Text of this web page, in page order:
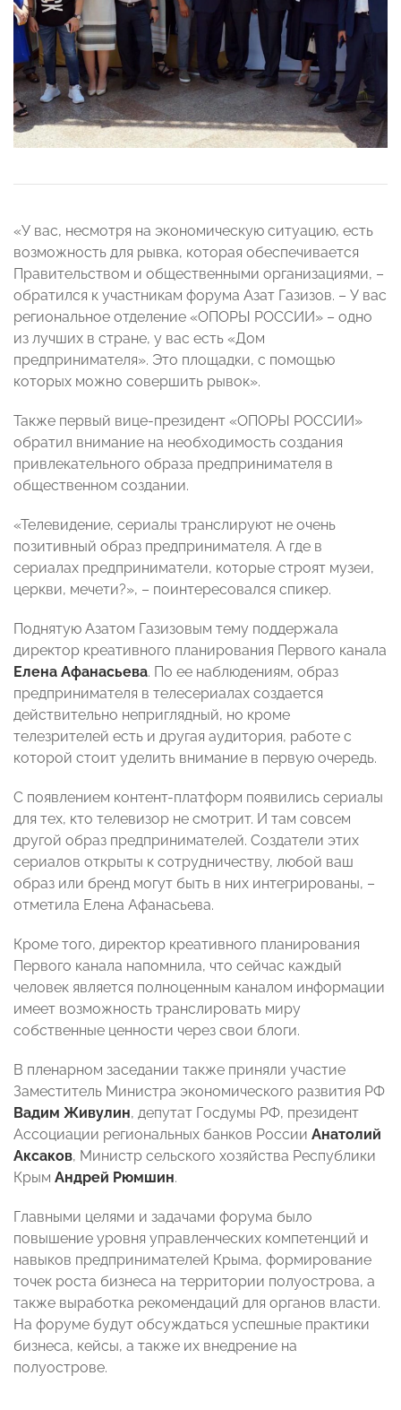
«У вас, несмотря на экономическую ситуацию, есть
возможность для рывка, которая обеспечивается
Правительством и общественными организациями, –
обратился к участникам форума Азат Газизов. – У вас
региональное отделение «ОПОРЫ РОССИИ» – одно
из лучших в стране, у вас есть «Дом
предпринимателя». Это площадки, с помощью
которых можно совершить рывок».
Также первый вице-президент «ОПОРЫ РОССИИ»
обратил внимание на необходимость создания
привлекательного образа предпринимателя в
общественном создании.
«Телевидение, сериалы транслируют не очень
позитивный образ предпринимателя. А где в
сериалах предприниматели, которые строят музеи,
церкви, мечети?», – поинтересовался спикер.
Поднятую Азатом Газизовым тему поддержала
директор креативного планирования Первого канала
Елена Афанасьева. По ее наблюдениям, образ
предпринимателя в телесериалах создается
действительно неприглядный, но кроме
телезрителей есть и другая аудитория, работе с
которой стоит уделить внимание в первую очередь.
С появлением контент-платформ появились сериалы
для тех, кто телевизор не смотрит. И там совсем
другой образ предпринимателей. Создатели этих
сериалов открыты к сотрудничеству, любой ваш
образ или бренд могут быть в них интегрированы, –
отметила Елена Афанасьева.
Кроме того, директор креативного планирования
Первого канала напомнила, что сейчас каждый
человек является полноценным каналом информации
имеет возможность транслировать миру
собственные ценности через свои блоги.
В пленарном заседании также приняли участие
Заместитель Министра экономического развития РФ
Вадим Живулин, депутат Госдумы РФ, президент
Ассоциации региональных банков России Анатолий
Аксаков, Министр сельского хозяйства Республики
Крым Андрей Рюмшин.
Главными целями и задачами форума было
повышение уровня управленческих компетенций и
навыков предпринимателей Крыма, формирование
точек роста бизнеса на территории полуострова, а
также выработка рекомендаций для органов власти.
На форуме будут обсуждаться успешные практики
бизнеса, кейсы, а также их внедрение на
полуострове.